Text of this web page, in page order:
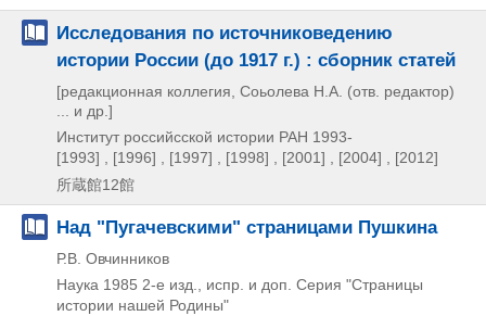
Исследования по источниковедению
истории России (до 1917 г.) : сборник статей
[редакционная коллегия, Соьолева Н.А. (отв. редактор)
... и др.]
Институт российсской истории РАН 1993-
[1993] , [1996] , [1997] , [1998] , [2001] , [2004] , [2012]
所蔵館12館
Над "Пугачевскими" страницами Пушкина
Р.В. Овчинников
Наука 1985 2-е изд., испр. и доп. Серия "Страницы
истории нашей Родины"